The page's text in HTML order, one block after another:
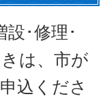
設･修理･
は、市が
込くださ